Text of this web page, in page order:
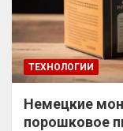
ТЕХНОЛОГИИ
Немецкие
порошковое